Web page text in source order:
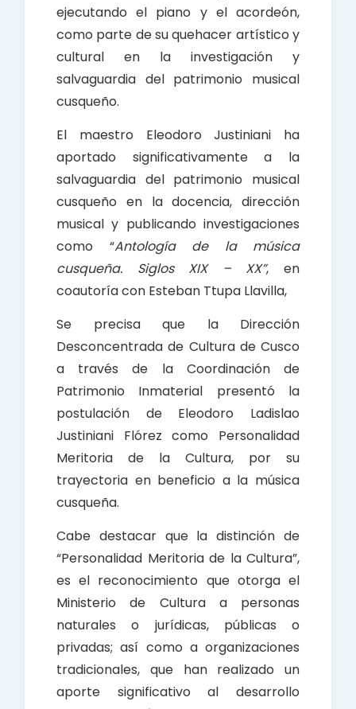
ejecutando el piano y el acordeón,
como parte de su quehacer artístico y
cultural en la investigación y
salvaguardia del patrimonio musical
cusqueño.
El maestro Eleodoro Justiniani ha
aportado significativamente a la
salvaguardia del patrimonio musical
cusqueño en la docencia, dirección
musical y publicando investigaciones
como “Antología de la música
cusqueña. Siglos XIX – XX”, en
coautoría con Esteban Ttupa Llavilla,
Se precisa que la Dirección
Desconcentrada de Cultura de Cusco
a través de la Coordinación de
Patrimonio Inmaterial presentó la
postulación de Eleodoro Ladislao
Justiniani Flórez como Personalidad
Meritoria de la Cultura, por su
trayectoria en beneficio a la música
cusqueña.
Cabe destacar que la distinción de
“Personalidad Meritoria de la Cultura”,
es el reconocimiento que otorga el
Ministerio de Cultura a personas
naturales o jurídicas, públicas o
privadas; así como a organizaciones
tradicionales, que han realizado un
aporte significativo al desarrollo